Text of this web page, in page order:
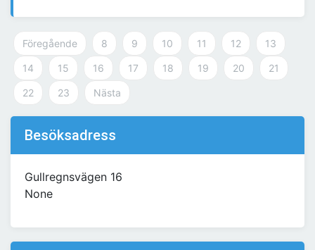
Föregående 8 9 10 11 12 13
14 15 16 17 18 19 20 21
22 23 Nästa
Besöksadress
Gullregnsvägen 16
None